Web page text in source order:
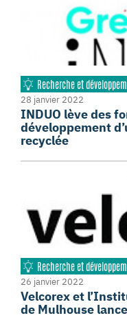
Recherche et
28 janvier 2022
INDUO lève des
développement
recyclée
Recherche et
26 janvier 2022
Velcorex et
de Mulhouse